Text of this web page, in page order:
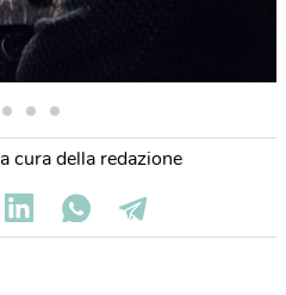
a cura della redazione